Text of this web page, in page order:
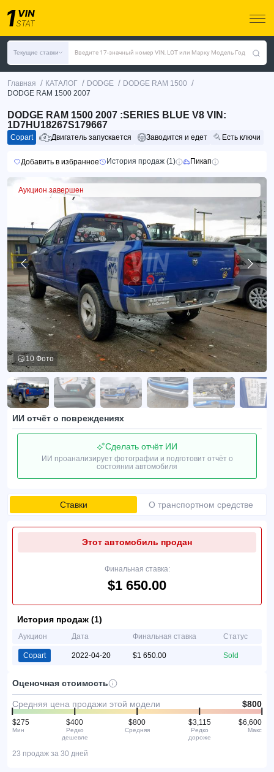
Текущие ставки Введите 17-значный номер VIN, LOT или Марку Модель Год
Главная / КАТАЛОГ / DODGE / DODGE RAM 1500 /
DODGE RAM 1500 2007
DODGE RAM 1500 2007 :SERIES BLUE V8 VIN:
1D7HU18267S179667
Copart Двигатель запускается Заводится и едет Есть ключи
Добавить в избранное История продаж (1) Пикап
Аукцион завершен
10 Фото
ИИ отчёт о повреждениях
Сделать отчёт ИИ
ИИ проанализирует фотографии и подготовит отчёт о
состоянии автомобиля
Ставки О транспортном средстве
Этот автомобиль продан
Финальная ставка:
$1 650.00
История продаж (1)
Аукцион Дата Финальная ставка Статус
Copart 2022-04-20 $1 650.00 Sold
Оценочная стоимость
Средняя цена продажи этой модели $800
$275
Мин
$400
Редко
дешевле
$800
Средняя
$3,115
Редко
дороже
$6,600
Макс
23 продаж за 30 дней